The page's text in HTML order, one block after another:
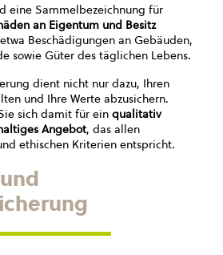
eine Sammelbezeichnung für
an Eigentum und Besitz
Beschädigungen an Gebäuden,
sowie Güter des täglichen Lebens.
dient nicht nur dazu, Ihren
und Ihre Werte abzusichern.
sich damit für ein qualitativ
Angebot, das allen
ethischen Kriterien entspricht.